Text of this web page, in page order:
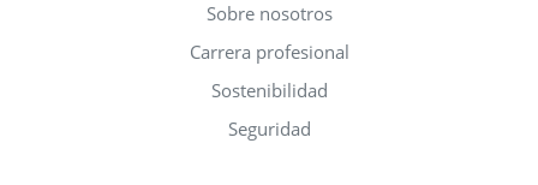
Sobre nosotros
Carrera profesional
Sostenibilidad
Seguridad